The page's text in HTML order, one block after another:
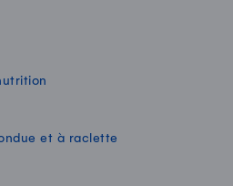
et à raclette